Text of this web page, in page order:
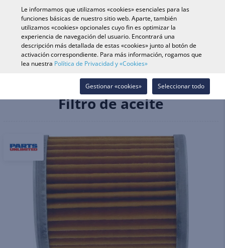
Búsqueda de vehículo
Buscar en tienda
Recambios & Accesorios
Motor & Recambios
Filtro de aceite
Filtro de aceite
Le informamos que utilizamos «cookies» esenciales para las
funciones básicas de nuestro sitio web. Aparte, también
utilizamos «cookies» opcionales cuyo fin es optimizar la
experiencia de navegación del usuario. Encontrará una
descripción más detallada de estas «cookies» junto al botón de
activación correspondiente. Para más información, rogamos que
lea nuestra Política de Privacidad y «Cookies»
Seleccionar todo
Gestionar «cookies»